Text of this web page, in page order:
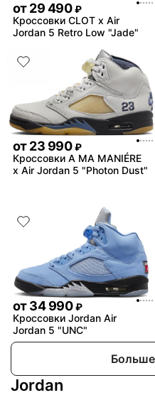
от29 490 ₽
Кроссовки CLOT x Air
Jordan 5 Retro Low "Jade"
от23 990 ₽
Кроссовки A MA MANIÉRE
x Air Jordan 5 "Photon Dust"
от34 990 ₽
Кроссовки Jordan Air
Jordan 5 "UNC"
Jordan